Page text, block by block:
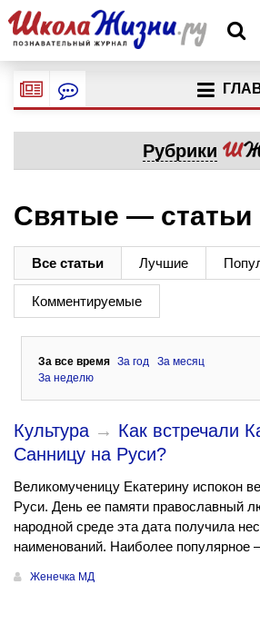
Рубрики
Святые — статьи
Все статьи Лучшие
Комментируемые
За все время За год
За месяц
За неделю
Культура → Как встречали
Санницу на Руси?
Великомученицу Екатерину испокон
Руси. День ее памяти православный
народной среде эта дата получила
наименований. Наиболее популярное
Женечка МД